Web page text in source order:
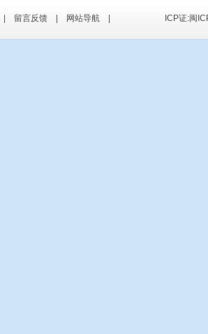
留言反馈 网站导航 ICP证:闽